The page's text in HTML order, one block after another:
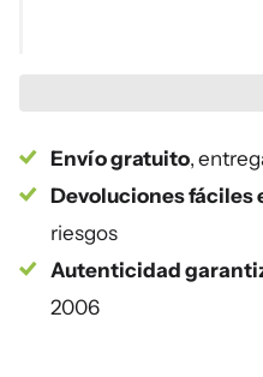
Envío gratuito,
Devoluciones fáciles
riesgos
Autenticidad
2006